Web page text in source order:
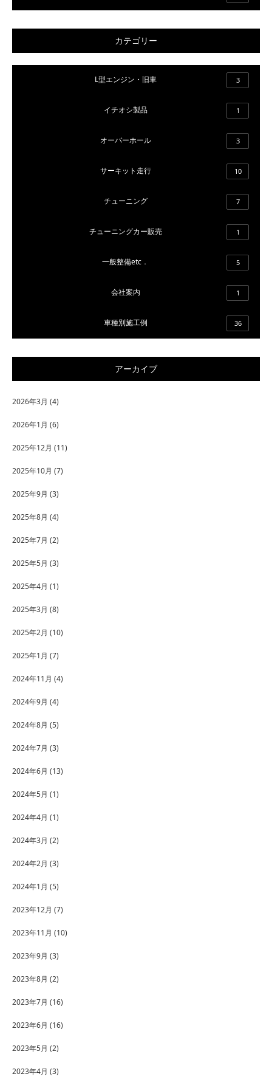
カテゴリー
L型エンジン・旧車 3
イチオシ製品 1
オーバーホール 3
サーキット走行 10
チューニング 7
チューニングカー販売 1
一般整備etc． 5
会社案内 1
車種別施工例 36
アーカイブ
2026年3月 (4)
2026年1月 (6)
2025年12月 (11)
2025年10月 (7)
2025年9月 (3)
2025年8月 (4)
2025年7月 (2)
2025年5月 (3)
2025年4月 (1)
2025年3月 (8)
2025年2月 (10)
2025年1月 (7)
2024年11月 (4)
2024年9月 (4)
2024年8月 (5)
2024年7月 (3)
2024年6月 (13)
2024年5月 (1)
2024年4月 (1)
2024年3月 (2)
2024年2月 (3)
2024年1月 (5)
2023年12月 (7)
2023年11月 (10)
2023年9月 (3)
2023年8月 (2)
2023年7月 (16)
2023年6月 (16)
2023年5月 (2)
2023年4月 (3)